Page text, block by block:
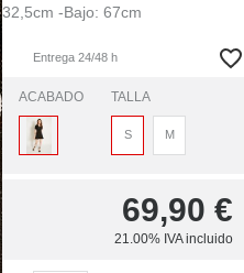
32,5cm -Bajo: 67cm
Entrega 24/48 h
ACABADO TALLA
S M
69,90 €
21.00% IVA incluido